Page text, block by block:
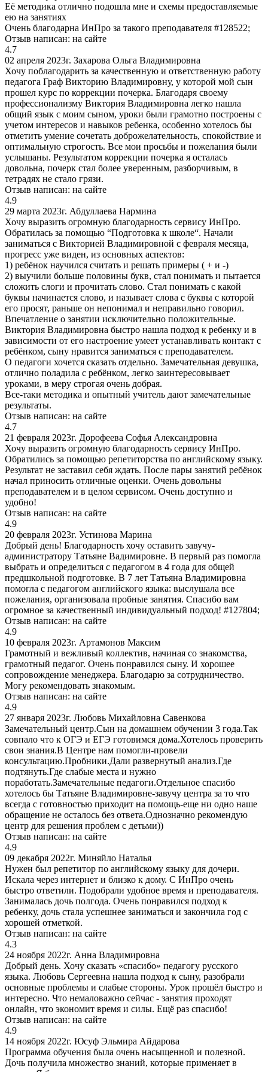
Её методика отлично подошла мне и схемы предоставляемые
ею на занятиях
Очень благодарна ИнПро за такого преподавателя #128522;
Отзыв написан: на сайте
4.7
02 апреля 2023г. Захарова Ольга Владимировна
Хочу поблагодарить за качественную и ответственную работу
педагога Граф Викторию Владимировну, у которой мой сын
прошел курс по коррекции почерка. Благодаря своему
профессионализму Виктория Владимировна легко нашла
общий язык с моим сыном, уроки были грамотно построены с
учетом интересов и навыков ребенка, особенно хотелось бы
отметить умение сочетать доброжелательность, спокойствие и
оптимальную строгость. Все мои просьбы и пожелания были
услышаны. Результатом коррекции почерка я осталась
довольна, почерк стал более уверенным, разборчивым, в
тетрадях не стало грязи.
Отзыв написан: на сайте
4.9
29 марта 2023г. Абдуллаева Нармина
Хочу выразить огромную благодарность сервису ИнПро.
Обратилась за помощью “Подготовка к школе“. Начали
заниматься с Викторией Владимировной с февраля месяца,
прогресс уже виден, из основных аспектов:
1) ребёнок научился считать и решать примеры ( + и -)
2) выучили больше половины букв, стал понимать и пытается
сложить слоги и прочитать слово. Стал понимать с какой
буквы начинается слово, и называет слова с буквы с которой
его просят, раньше он непонимал и неправильно говорил.
Впечатление о занятии исключительно положительные.
Виктория Владимировна быстро нашла подход к ребенку и в
зависимости от его настроение умеет устанавливать контакт с
ребёнком, сыну нравится заниматься с преподавателем.
О педагоги хочется сказать отдельно. Замечательная девушка,
отлично поладила с ребёнком, легко заинтересовывает
уроками, в меру строгая очень добрая.
Все-таки методика и опытный учитель дают замечательные
результаты.
Отзыв написан: на сайте
4.7
21 февраля 2023г. Дорофеева Софья Александровна
Хочу выразить огромную благодарность сервису ИнПро.
Обратились за помощью репетиторства по английскому языку.
Результат не заставил себя ждать. После пары занятий ребёнок
начал приносить отличные оценки. Очень довольны
преподавателем и в целом сервисом. Очень доступно и
удобно!
Отзыв написан: на сайте
4.9
20 февраля 2023г. Устинова Марина
Добрый день! Благодарность хочу оставить завучу-
администратору Татьяне Вадимировне. В первый раз помогла
выбрать и определиться с педагогом в 4 года для общей
предшкольной подготовке. В 7 лет Татьяна Владимировна
помогла с педагогом английского языка: выслушала все
пожелания, организовала пробные занятия. Спасибо вам
огромное за качественный индивидуальный подход! #127804;
Отзыв написан: на сайте
4.9
10 февраля 2023г. Артамонов Максим
Грамотный и вежливый коллектив, начиная со знакомства,
грамотный педагог. Очень понравился сыну. И хорошее
сопровождение менеджера. Благодарю за сотрудничество.
Могу рекомендовать знакомым.
Отзыв написан: на сайте
4.9
27 января 2023г. Любовь Михайловна Савенкова
Замечательный центр.Сын на домашнем обучении 3 года.Так
совпало что к ОГЭ и ЕГЭ готовимся дома.Хотелось проверить
свои знания.В Центре нам помогли-провели
консультацию.Пробники.Дали развернутый анализ.Где
подтянуть.Где слабые места и нужно
поработать.Замечательные педагоги.Отдельное спасибо
хотелось бы Татьяне Владимировне-завучу центра за то что
всегда с готовностью приходит на помощь-еще ни одно наше
обращение не осталось без ответа.Однозначно рекомендую
центр для решения проблем с детьми))
Отзыв написан: на сайте
4.9
09 декабря 2022г. Миняйло Наталья
Нужен был репетитор по английскому языку для дочери.
Искала через интернет и близко к дому. С ИнПро очень
быстро ответили. Подобрали удобное время и преподавателя.
Занималась дочь полгода. Очень понравился подход к
ребенку, дочь стала успешнее заниматься и закончила год с
хорошей отметкой.
Отзыв написан: на сайте
4.3
24 ноября 2022г. Анна Владимировна
Добрый день. Хочу сказать «спасибо» педагогу русского
языка. Любовь Сергеевна нашла подход к сыну, разобрали
основные проблемы и слабые стороны. Урок прошёл быстро и
интересно. Что немаловажно сейчас - занятия проходят
онлайн, что экономит время и силы. Ещё раз спасибо!
Отзыв написан: на сайте
4.9
14 ноября 2022г. Юсуф Эльмира Айдарова
Программа обучения была очень насыщенной и полезной.
Дочь получила множество знаний, которые применяет в